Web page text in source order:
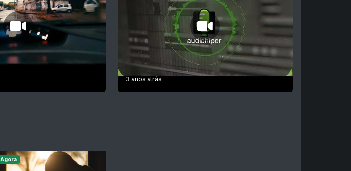
3 anos atrás
Agora